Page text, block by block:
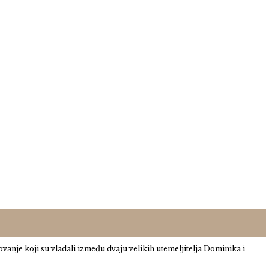
koji su vladali između dvaju velikih utemeljitelja Dominika i